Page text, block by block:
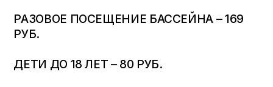
РАЗОВОЕ ПОСЕЩЕНИЕ БАССЕЙНА – 169
РУБ.
ДЕТИ ДО 18 ЛЕТ – 80 РУБ.